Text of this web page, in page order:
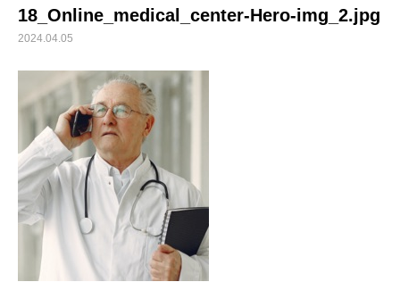
18_Online_medical_center-Hero-img_2.jpg
2024.04.05